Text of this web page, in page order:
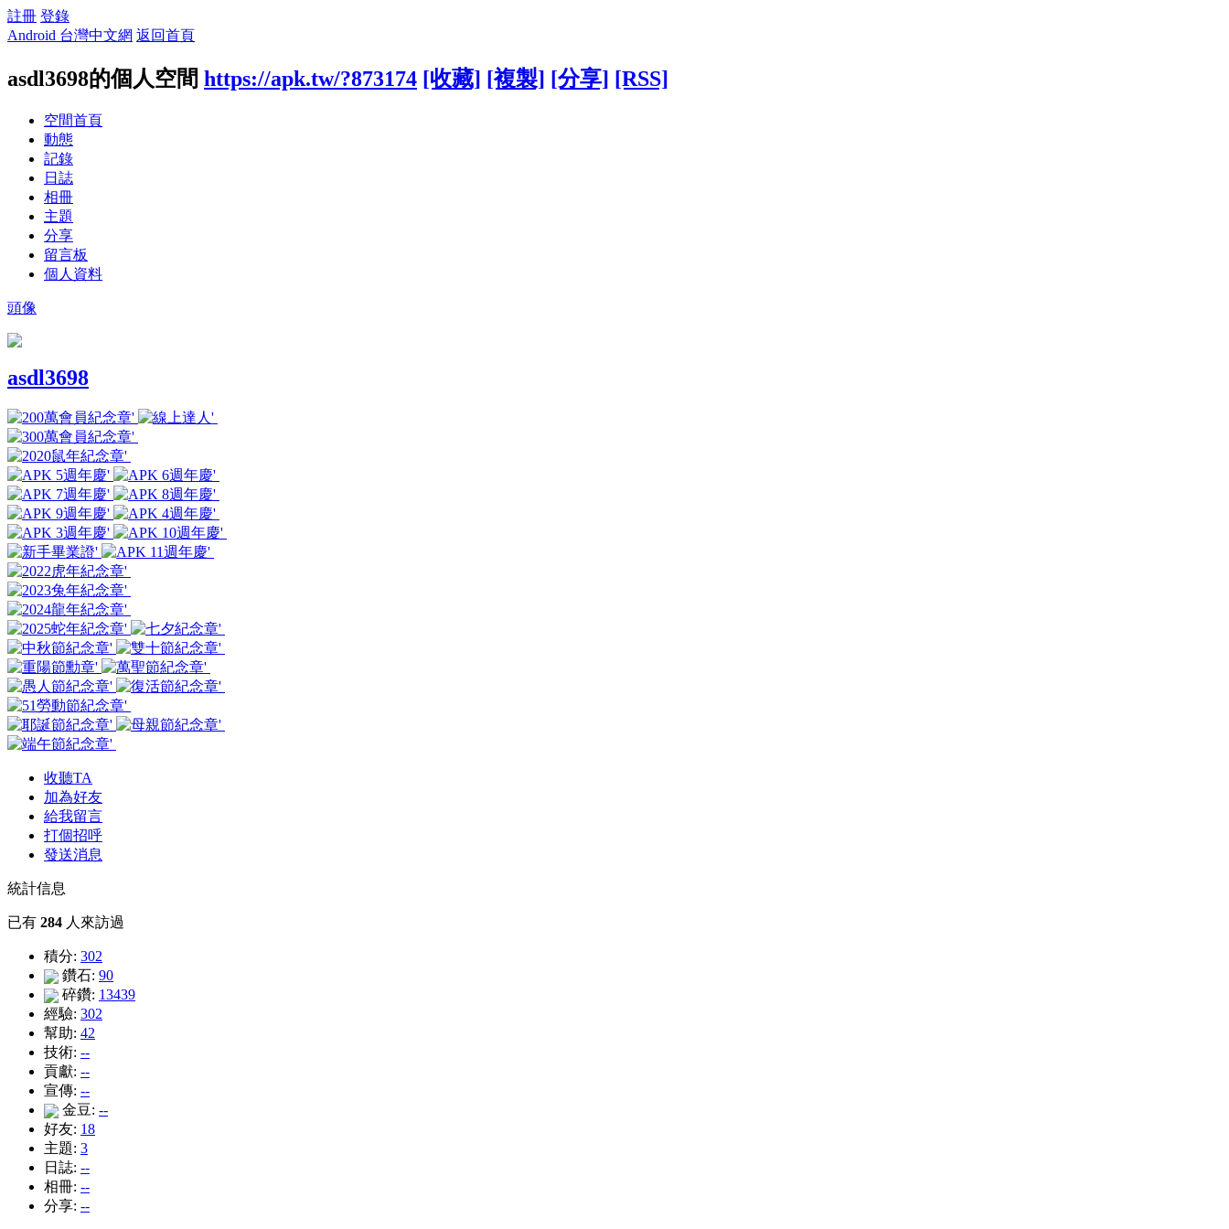
註冊 登錄
Android 台灣中文網 返回首頁
asdl3698的個人空間 https://apk.tw/?873174 [收藏] [複製] [分享] [RSS]
空間首頁
動態
記錄
日誌
相冊
主題
分享
留言板
個人資料
頭像
asdl3698
收聽TA
加為好友
給我留言
打個招呼
發送消息
統計信息
已有 284 人來訪過
積分: 302
鑽石: 90
碎鑽: 13439
經驗: 302
幫助: 42
技術: --
貢獻: --
宣傳: --
金豆: --
好友: 18
主題: 3
日誌: --
相冊: --
分享: --